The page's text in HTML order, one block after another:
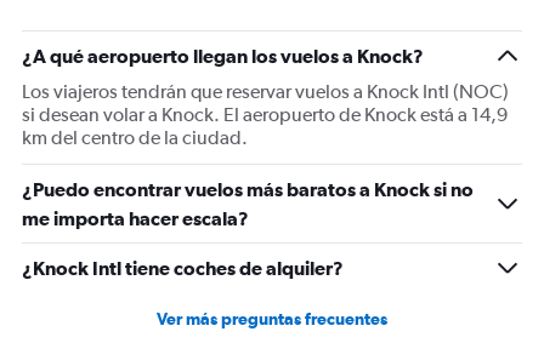
¿A qué aeropuerto llegan los vuelos a Knock?
Los viajeros tendrán que reservar vuelos a Knock Intl (NOC)
si desean volar a Knock. El aeropuerto de Knock está a 14,9
km del centro de la ciudad.
¿Puedo encontrar vuelos más baratos a Knock si no
me importa hacer escala?
¿Knock Intl tiene coches de alquiler?
Ver más preguntas frecuentes